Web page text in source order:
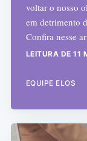
voltar o nosso
em detrimento
Confira nesse
LEITURA DE 11
EQUIPE ELOS